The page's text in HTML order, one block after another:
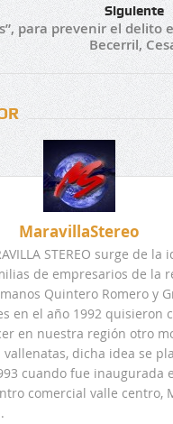
Siguiente
para prevenir el delito
Becerril,
MaravillaStereo
STEREO surge de la
de empresarios de la
Quintero Romero y
en el año 1992 quisieron
en nuestra región otro
dicha idea se
cuando fue inaugurada
comercial valle centro,